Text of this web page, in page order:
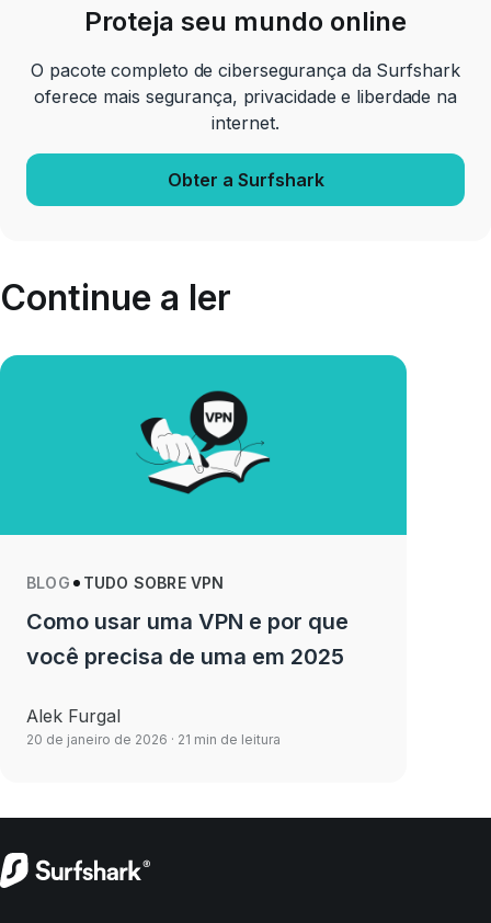
Proteja seu mundo online
O pacote completo de cibersegurança da Surfshark
oferece mais segurança, privacidade e liberdade na
internet.
Obter a Surfshark
Continue a ler
BLOG TUDO SOBRE VPN
Como usar uma VPN e por que
você precisa de uma em 2025
Alek Furgal
20 de janeiro de 2026 · 21 min de leitura